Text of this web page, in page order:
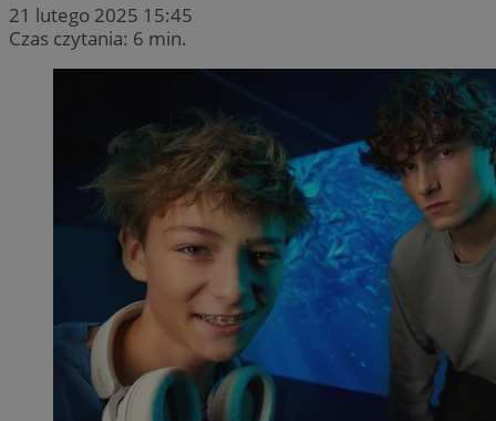
21 lutego 2025 15:45
Czas czytania: 6 min.